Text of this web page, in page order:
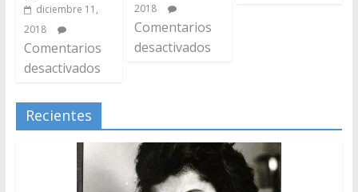
diciembre 11,
2018
Comentarios
desactivados
2018
Comentarios
desactivados
Recientes